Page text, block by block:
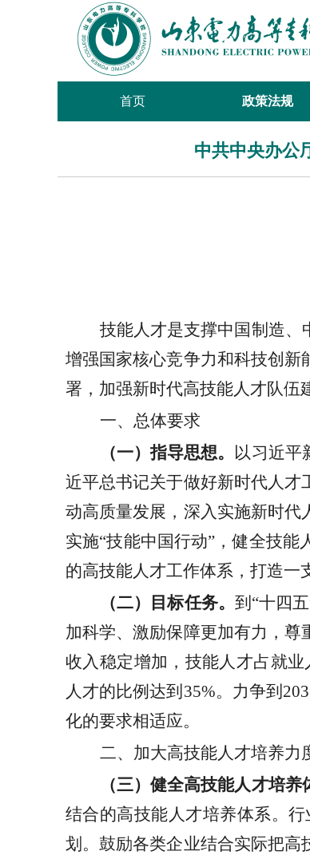
首页 政策法规
中共中央办公
技能人才是支撑中国制造、
增强国家核心竞争力和科技创新
署，加强新时代高技能人才队伍
一、总体要求
（一）指导思想。
以习近平
近平总书记关于做好新时代人才
动高质量发展，深入实施新时
实施“技能中国行动”，健全技
的高技能人才工作体系，打造一
（二）目标任务。 到 “十四
加科学、激励保障更加有力，尊
收入稳定增加，技能人才占就
人才的比例达到35%。力争到
化的要求相适应。
二、加大高技能人才培养力
（三）健全高技能人才培养
结合的高技能人才培养体系。
划。鼓励各类企业结合实际把高